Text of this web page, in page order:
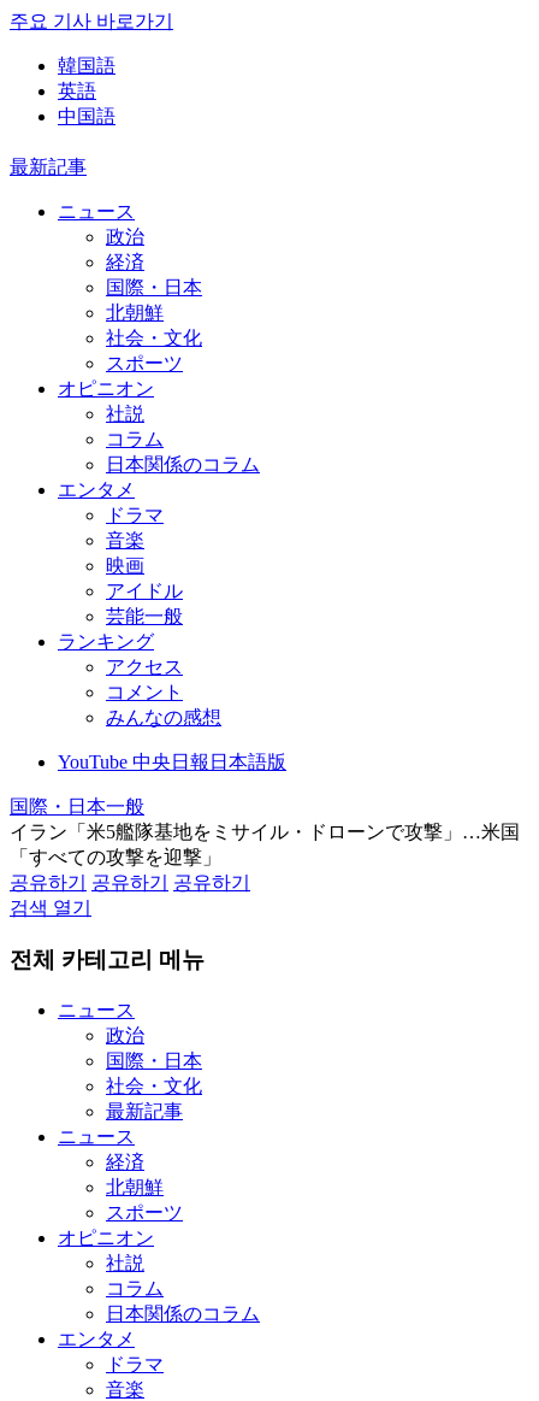
주요 기사 바로가기
韓国語
英語
中国語
最新記事
ニュース
政治
経済
国際・日本
北朝鮮
社会・文化
スポーツ
オピニオン
社説
コラム
日本関係のコラム
エンタメ
ドラマ
音楽
映画
アイドル
芸能一般
ランキング
アクセス
コメント
みんなの感想
YouTube 中央日報日本語版
国際・日本一般
イラン「米5艦隊基地をミサイル・ドローンで攻撃」…米国
「すべての攻撃を迎撃」
공유하기
공유하기
공유하기
검색 열기
전체 카테고리 메뉴
ニュース
政治
国際・日本
社会・文化
最新記事
ニュース
経済
北朝鮮
スポーツ
オピニオン
社説
コラム
日本関係のコラム
エンタメ
ドラマ
音楽